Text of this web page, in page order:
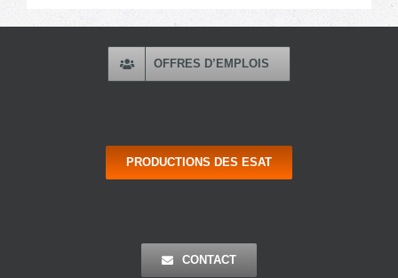
OFFRES D’EMPLOIS
PRODUCTIONS DES ESAT
CONTACT